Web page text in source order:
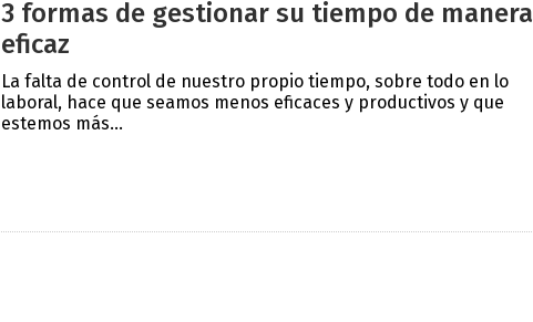
3 formas de gestionar su tiempo de manera
eficaz
La falta de control de nuestro propio tiempo, sobre todo en lo
laboral, hace que seamos menos eficaces y productivos y que
estemos más...